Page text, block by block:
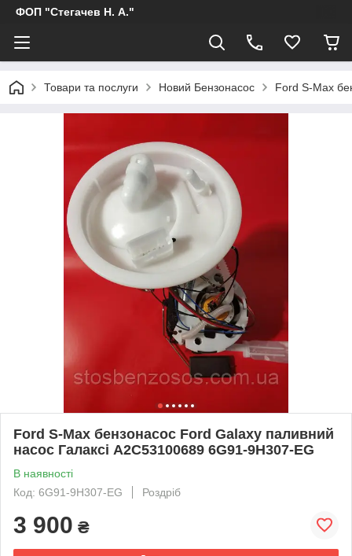
ФОП "Стегачев Н. А."
Товари та послуги Новий Бензонасос Ford S-Max
Ford S-Max бензонасос Ford Galaxy паливний
насос Галаксі A2C53100689 6G91-9H307-EG
В наявності
Код: 6G91-9H307-EG
Роздріб
3 900 ₴